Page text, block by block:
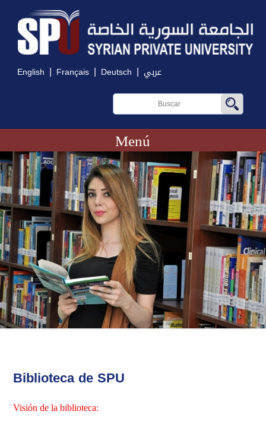
English | Français | Deutsch | عربي
Menú
Biblioteca de SPU
Visión de la biblioteca: